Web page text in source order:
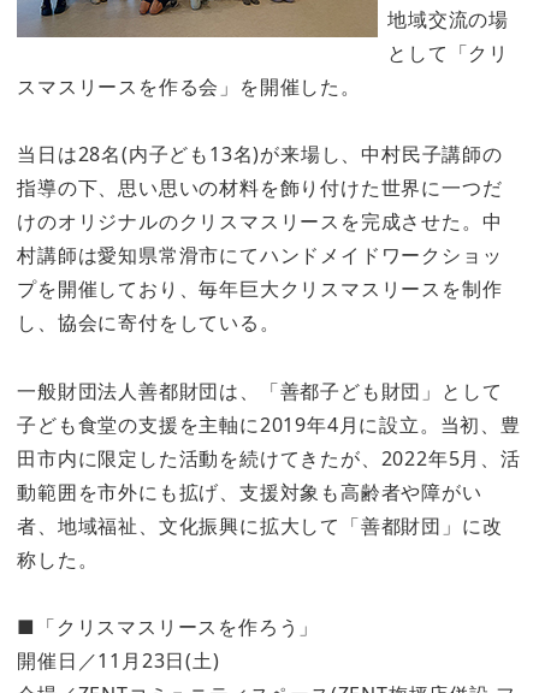
地域交流の場
として「クリ
スマスリースを作る会」を開催した。
当日は28名(内子ども13名)が来場し、中村民子講師の
指導の下、思い思いの材料を飾り付けた世界に一つだ
けのオリジナルのクリスマスリースを完成させた。中
村講師は愛知県常滑市にてハンドメイドワークショッ
プを開催しており、毎年巨大クリスマスリースを制作
し、協会に寄付をしている。
一般財団法人善都財団は、「善都子ども財団」として
子ども食堂の支援を主軸に2019年4月に設立。当初、豊
田市内に限定した活動を続けてきたが、2022年5月、活
動範囲を市外にも拡げ、支援対象も高齢者や障がい
者、地域福祉、文化振興に拡大して「善都財団」に改
称した。
■「クリスマスリースを作ろう」
開催日／11月23日(土)